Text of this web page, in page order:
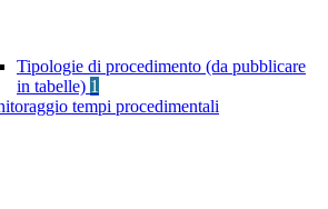
Tipologie di procedimento (da pubblicare
in tabelle) 1
tempi procedimentali